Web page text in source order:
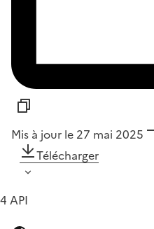
Mis à jour le 27 mai 2025
Télécharger
4 API